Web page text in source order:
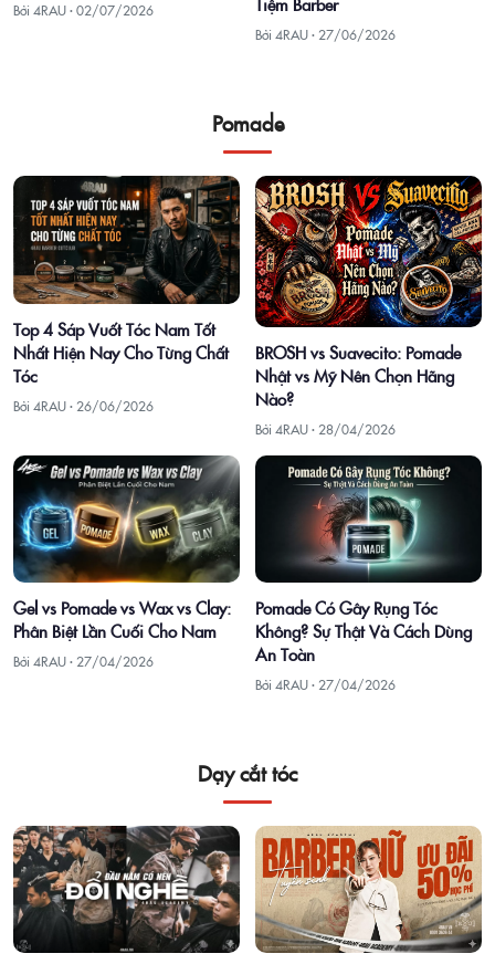
Bởi 4RAU ·02/07/2026
Bởi 4RAU · 27/06/2026
Pomade
Top 4 Sáp Vuốt Tóc Nam Tốt
Nhất Hiện Nay Cho Từng Chất
Tóc
Bởi 4RAU · 26/06/2026
BROSH vs Suavecito: Pomade
Nhật vs Mỹ Nên Chọn Hãng
Nào?
Bởi 4RAU · 28/04/2026
Gel vs Pomade vs Wax vs Clay:
Phân Biệt Lần Cuối Cho Nam
Bởi 4RAU · 27/04/2026
Pomade Có Gây Rụng Tóc
Không? Sự Thật Và Cách Dùng
An Toàn
Bởi 4RAU · 27/04/2026
Dạy cắt tóc